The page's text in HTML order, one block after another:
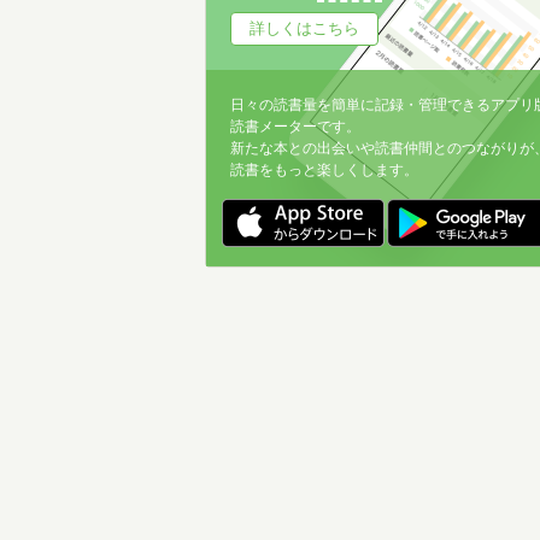
詳しくはこちら
日々の読書量を簡単に記録・管理できるアプリ
読書メーターです。
新たな本との出会いや読書仲間とのつながりが
読書をもっと楽しくします。